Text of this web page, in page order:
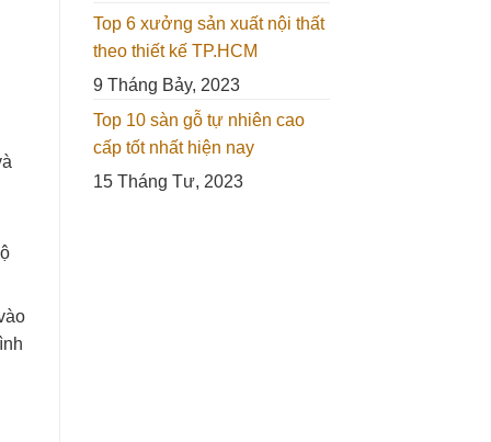
Top 6 xưởng sản xuất nội thất
theo thiết kế TP.HCM
9 Tháng Bảy, 2023
Top 10 sàn gỗ tự nhiên cao
cấp tốt nhất hiện nay
15 Tháng Tư, 2023